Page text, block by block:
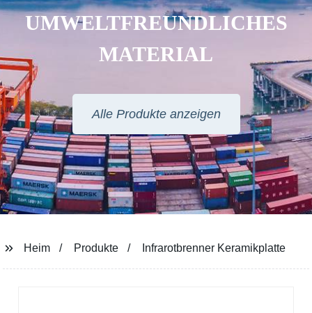
Heim Produkte Infrarotbrenner Keramikplatte